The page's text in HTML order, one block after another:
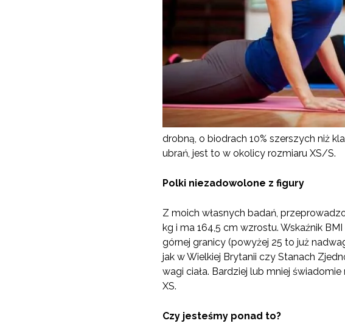
drobną, o biodrach 10% szerszych niż
ubrań, jest to w okolicy rozmiaru XS/S.
Polki niezadowolone z figury
Z moich własnych badań,
kg i ma 164,5 cm wzrostu. Wskaźnik
górnej granicy (powyżej 25 to już
jak w Wielkiej Brytanii czy Stanach
wagi ciała. Bardziej lub mniej
XS.
Czy jesteśmy ponad to?